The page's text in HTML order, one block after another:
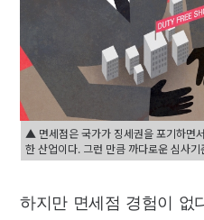
▲ 면세점은 국가가 징세권을 포기하면
한 산업이다. 그런 만큼 까다로운 심사
하지만 면세점 경험이 없